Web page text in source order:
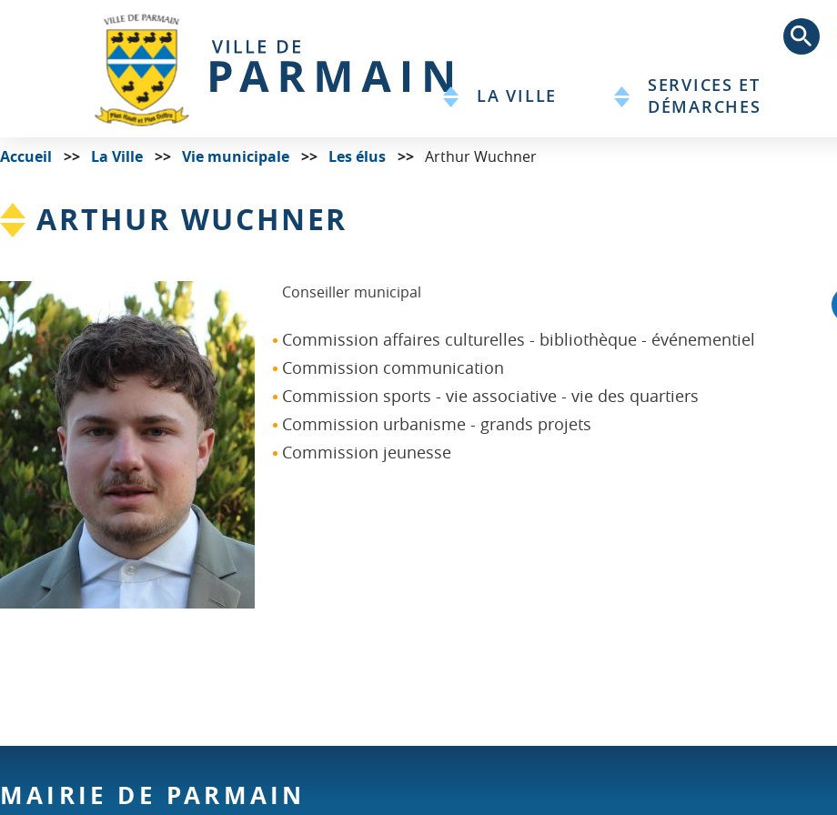
principal
LA VILLE
SERVICES ET
DÉMARCHES
Accueil La Ville Vie municipale Les élus Arthur Wuchner
ARTHUR WUCHNER
Conseiller municipal
Commission affaires culturelles - bibliothèque - événementiel
Commission communication
Commission sports - vie associative - vie des quartiers
Commission urbanisme - grands projets
Commission jeunesse
MAIRIE DE PARMAIN